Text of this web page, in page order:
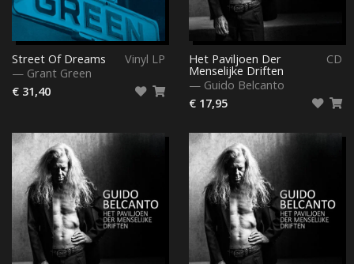
Vinyl LP
Street Of Dreams
— Grant Green
€ 31,40
CD
Het Paviljoen Der
Menselijke Driften
— Guido Belcanto
€ 17,95